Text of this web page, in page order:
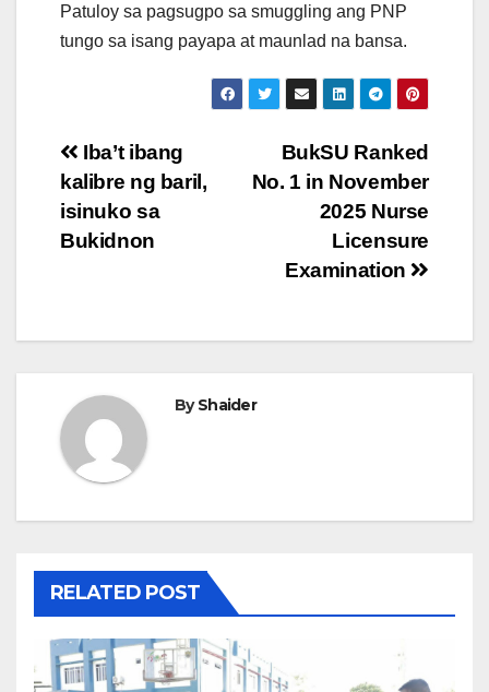
Patuloy sa pagsugpo sa smuggling ang PNP
tungo sa isang payapa at maunlad na bansa.
Post
navigation
BukSU Ranked
No. 1 in November
2025 Nurse
Licensure
Examination
Iba’t ibang
kalibre ng baril,
isinuko sa
Bukidnon
ByShaider
RELATED POST